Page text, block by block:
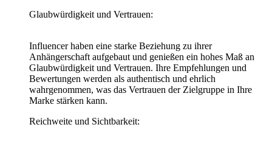
Glaubwürdigkeit und Vertrauen:
Influencer haben eine starke Beziehung zu ihrer
Anhängerschaft aufgebaut und genießen ein hohes Maß an
Glaubwürdigkeit und Vertrauen. Ihre Empfehlungen und
Bewertungen werden als authentisch und ehrlich
wahrgenommen, was das Vertrauen der Zielgruppe in Ihre
Marke stärken kann.
Reichweite und Sichtbarkeit: